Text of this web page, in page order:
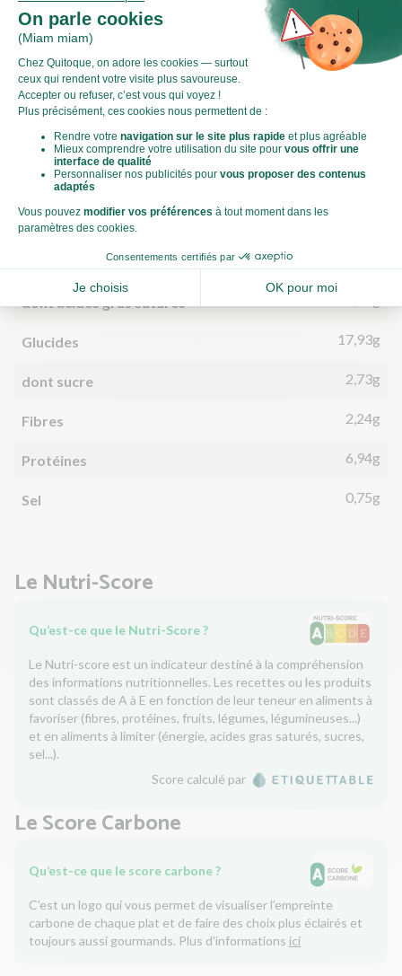
Valeurs nutritionnelles
Par personne Pour 100g
Énergie (kJ) 621kJ
Énergie (kCal) 148kCal
Matières grasses
dont acides gras saturés
Glucides 17,93g
dont sucre 2,73g
Fibres 2,24g
Protéines 6,94g
Sel 0,75g
Le Nutri-Score
Qu’est-ce que le Nutri-Score ?
Le Nutri-score est un indicateur destiné à la compréhension
des informations nutritionnelles. Les recettes ou les produits
sont classés de A à E en fonction de leur teneur en aliments à
favoriser (fibres, protéines, fruits, légumes, légumineuses...)
et en aliments à limiter (énergie, acides gras saturés, sucres,
sel...).
Score calculé par
Le Score Carbone
Qu’est-ce que le score carbone ?
C'est un logo qui vous permet de visualiser l’empreinte
carbone de chaque plat et de faire des choix plus éclairés et
toujours aussi gourmands. Plus d'informations ici